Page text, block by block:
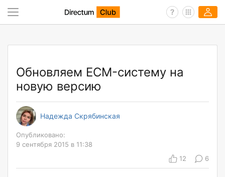
Обновляем ECM-систему на
новую версию
Надежда Скрябинская
Опубликовано:
9 сентября 2015 в 11:38
12
6